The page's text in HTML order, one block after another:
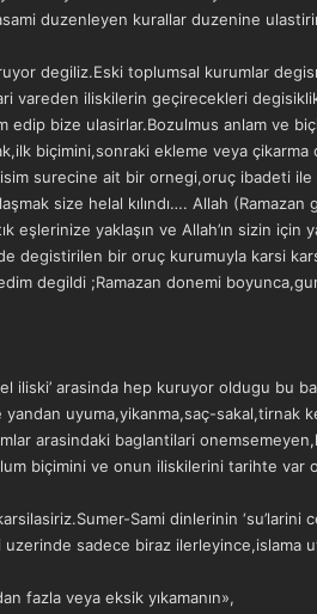
duzenleyen kurallar duzenine
degiliz.Eski toplumsal kurumlar
vareden iliskilerin geçirecekleri
edip bize ulasirlar.Bozulmus anlam ve
biçimini,sonraki ekleme veya
surecine ait bir ornegi,oruç ibadeti
size helal kılındı…. Allah
yaklaşın ve Allah’ın sizin için
degistirilen bir oruç kurumuyla karsi
degildi ;Ramazan donemi
iliski’ arasinda hep kuruyor oldugu
uyuma,yikanma,saç-
arasindaki baglantilari
biçimini ve onun iliskilerini tarihte var
Sami dinlerinin
uzerinde sadece biraz ilerleyince,islama
fazla veya eksik yıkamanın»,